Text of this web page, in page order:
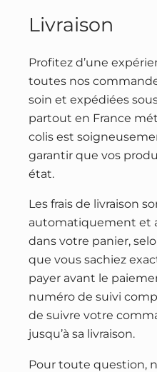
Livraison
Profitez d’une
toutes nos
soin et expédiées
partout en France
colis est
garantir que vos
état.
Les frais de livraison
automatiquement et
dans votre panier,
que vous sachiez
payer avant le
numéro de suivi
de suivre votre
jusqu’à sa livraison.
Pour toute question,